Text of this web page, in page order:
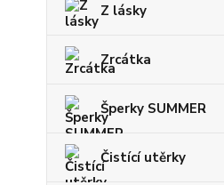
Z lásky
Zrcátka
Šperky SUMMER
Čistící utěrky